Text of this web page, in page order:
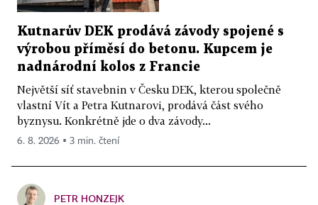
Kutnarův DEK prodává závody spojené s
výrobou příměsí do betonu. Kupcem je
nadnárodní kolos z Francie
Největší síť stavebnin v Česku DEK, kterou společně
vlastní Vít a Petra Kutnarovi, prodává část svého
byznysu. Konkrétně jde o dva závody...
6. 8. 2026 ▪ 3 min. čtení
PETR HONZEJK